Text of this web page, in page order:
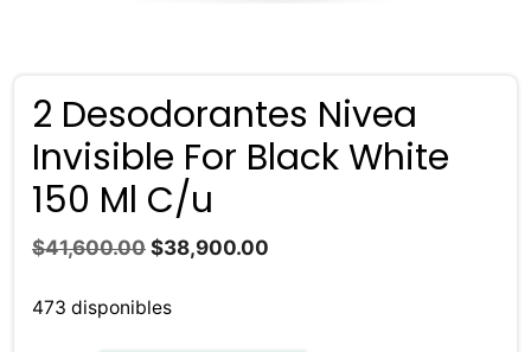
2 Desodorantes Nivea
Invisible For Black White
150 Ml C/u
$41,600.00 El
original
$38,900.00
473 disponibles